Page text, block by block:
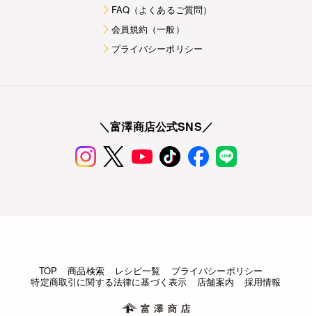
FAQ（よくあるご質問）
会員規約（一般）
プライバシーポリシー
＼富澤商店公式SNS／
TOP 商品検索 レシピ一覧
プライバシーポリシー
特定商取引に関する法律に基づく表示
店舗案内 採用情報